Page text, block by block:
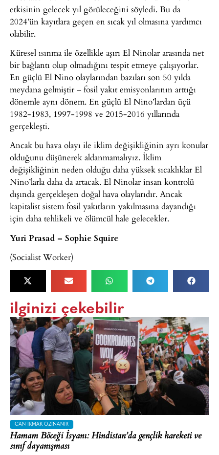
etkisinin gelecek yıl görüleceğini söyledi. Bu da
2024’ün kayıtlara geçen en sıcak yıl olmasına yardımcı
olabilir.
Küresel ısınma ile özellikle aşırı El Ninolar arasında net
bir bağlantı olup olmadığını tespit etmeye çalışıyorlar.
En güçlü El Nino olaylarından bazıları son 50 yılda
meydana gelmiştir – fosil yakıt emisyonlarının arttığı
dönemle aynı dönem. En güçlü El Nino’lardan üçü
1982-1983, 1997-1998 ve 2015-2016 yıllarında
gerçekleşti.
Ancak bu hava olayı ile iklim değişikliğinin ayrı konular
olduğunu düşünerek aldanmamalıyız. İklim
değişikliğinin neden olduğu daha yüksek sıcaklıklar El
Nino’larla daha da artacak. El Ninolar insan kontrolü
dışında gerçekleşen doğal hava olaylarıdır. Ancak
kapitalist sistem fosil yakıtların yakılmasına dayandığı
için daha tehlikeli ve ölümcül hale gelecekler.
Yuri Prasad – Sophie Squire
(Socialist Worker)
ilginizi çekebilir
CAN IRMAK ÖZINANIR
Hamam Böceği İsyanı: Hindistan’da gençlik hareketi ve
sınıf dayanışması